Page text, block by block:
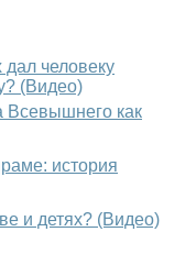
человеку
(Видео)
Всевышнего как
и детях? (Видео)